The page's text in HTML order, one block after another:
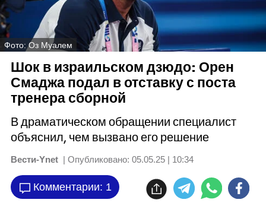
Фото: Оз Муалем
Шок в израильском дзюдо: Орен
Смаджа подал в отставку с поста
тренера сборной
В драматическом обращении специалист
объяснил, чем вызвано его решение
Вести-Ynet | Опубликовано: 05.05.25 | 10:34
Комментарии: 1